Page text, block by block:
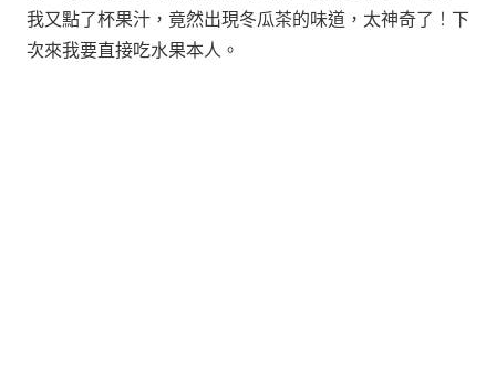
我又點了杯果汁，竟然出現冬瓜茶的味道，太神奇了！下
次來我要直接吃水果本人。